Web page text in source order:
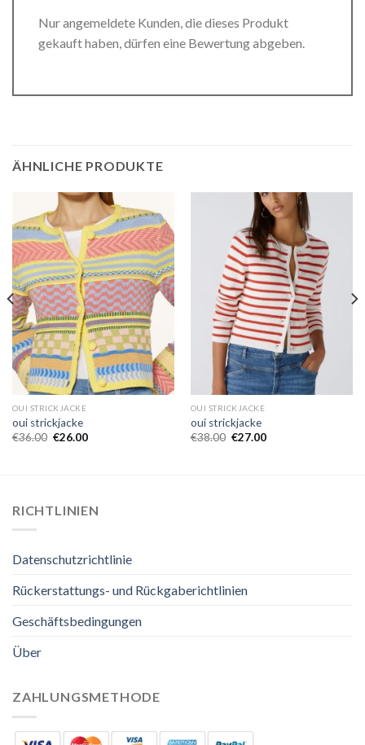
Nur angemeldete Kunden, die dieses Produkt
gekauft haben, dürfen eine Bewertung abgeben.
ÄHNLICHE PRODUKTE
OUI STRICKJACKE
oui strickjacke
€36.00 €26.00
OUI STRICKJACKE
oui strickjacke
€38.00 €27.00
RICHTLINIEN
Datenschutzrichtlinie
Rückerstattungs- und Rückgaberichtlinien
Geschäftsbedingungen
Über
ZAHLUNGSMETHODE